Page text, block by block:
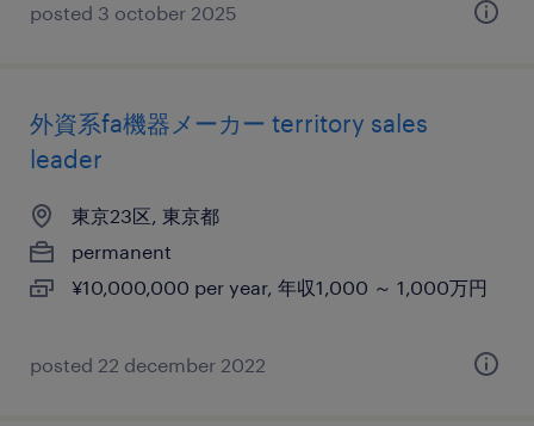
posted 3 october 2025
外資系fa機器メーカー territory sales
leader
東京23区, 東京都
permanent
¥10,000,000 per year, 年収1,000 ～ 1,000万円
posted 22 december 2022